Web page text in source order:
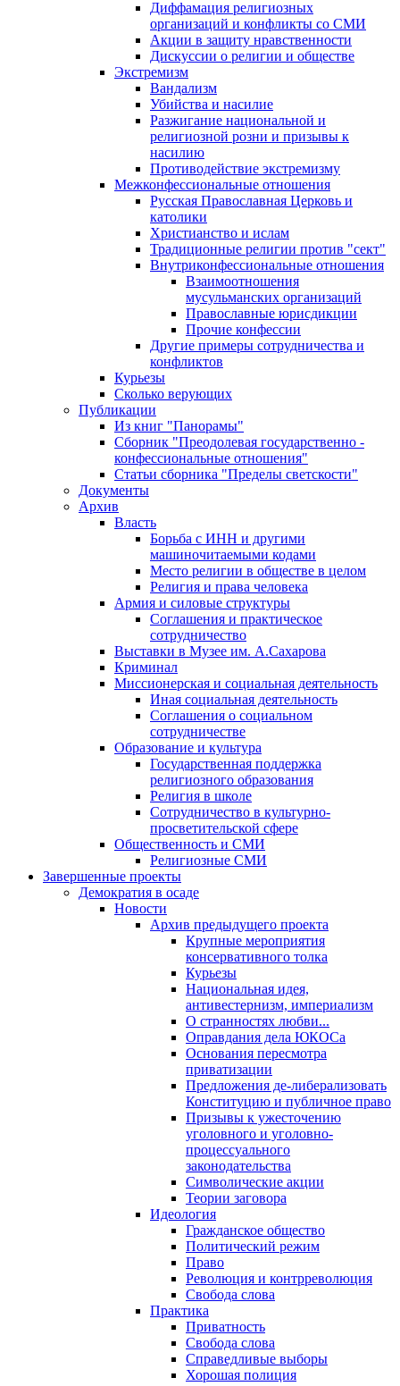
Диффамация религиозных
организаций и конфликты со СМИ
Акции в защиту нравственности
Дискуссии о религии и обществе
Экстремизм
Вандализм
Убийства и насилие
Разжигание национальной и
религиозной розни и призывы к
насилию
Противодействие экстремизму
Межконфессиональные отношения
Русская Православная Церковь и
католики
Христианство и ислам
Традиционные религии против "сект"
Внутриконфессиональные отношения
Взаимоотношения
мусульманских организаций
Православные юрисдикции
Прочие конфессии
Другие примеры сотрудничества и
конфликтов
Курьезы
Сколько верующих
Публикации
Из книг "Панорамы"
Сборник "Преодолевая государственно -
конфессиональные отношения"
Статьи сборника "Пределы светскости"
Документы
Архив
Власть
Борьба с ИНН и другими
машиночитаемыми кодами
Место религии в обществе в целом
Религия и права человека
Армия и силовые структуры
Соглашения и практическое
сотрудничество
Выставки в Музее им. А.Сахарова
Криминал
Миссионерская и социальная деятельность
Иная социальная деятельность
Соглашения о социальном
сотрудничестве
Образование и культура
Государственная поддержка
религиозного образования
Религия в школе
Сотрудничество в культурно-
просветительской сфере
Общественность и СМИ
Религиозные СМИ
Завершенные проекты
Демократия в осаде
Новости
Архив предыдущего проекта
Крупные мероприятия
консервативного толка
Курьезы
Национальная идея,
антивестернизм, империализм
О странностях любви...
Оправдания дела ЮКОСа
Основания пересмотра
приватизации
Предложения де-либерализовать
Конституцию и публичное право
Призывы к ужесточению
уголовного и уголовно-
процессуального
законодательства
Символические акции
Теории заговора
Идеология
Гражданское общество
Политический режим
Право
Революция и контрреволюция
Свобода слова
Практика
Приватность
Свобода слова
Справедливые выборы
Хорошая полиция